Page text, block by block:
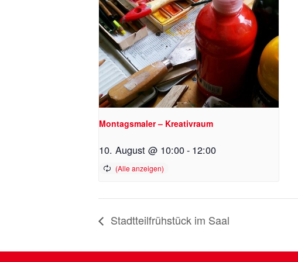
Montagsmaler – Kreativraum
10. August @ 10:00- 12:00
Stadtteilfrühstück im Saal